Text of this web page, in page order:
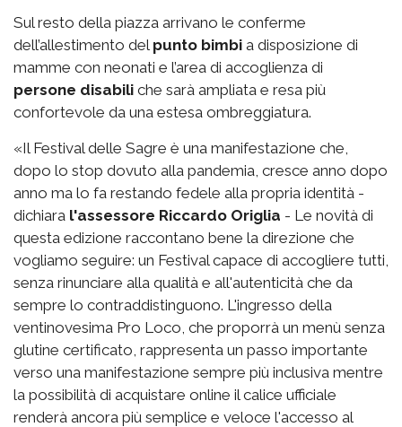
Sul resto della piazza arrivano le conferme
dell’allestimento del punto bimbi a disposizione di
mamme con neonati e l’area di accoglienza di
persone disabili che sarà ampliata e resa più
confortevole da una estesa ombreggiatura.
«Il Festival delle Sagre è una manifestazione che,
dopo lo stop dovuto alla pandemia, cresce anno dopo
anno ma lo fa restando fedele alla propria identità -
dichiara l'assessore Riccardo Origlia - Le novità di
questa edizione raccontano bene la direzione che
vogliamo seguire: un Festival capace di accogliere tutti,
senza rinunciare alla qualità e all'autenticità che da
sempre lo contraddistinguono. L'ingresso della
ventinovesima Pro Loco, che proporrà un menù senza
glutine certificato, rappresenta un passo importante
verso una manifestazione sempre più inclusiva mentre
la possibilità di acquistare online il calice ufficiale
renderà ancora più semplice e veloce l'accesso al